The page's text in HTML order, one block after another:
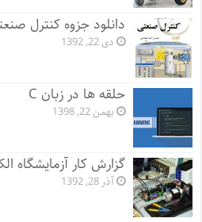
دانلود جزوه کنترل
دی 22, 1392
حلقه ها در زبان C
بهمن 22, 1398
گزارش کار آزمایشگاه
آذر 28, 1392